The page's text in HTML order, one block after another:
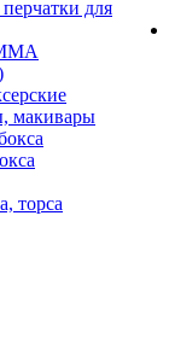
для
макивары
торса